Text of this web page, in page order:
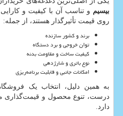
بیسیم و تناسب آن با کیفیت و
روی قیمت تأثیرگذار هستند، از جمله:
برند و کشور سازنده
توان خروجی و برد دستگاه
کیفیت ساخت و مقاومت بدنه
نوع باتری و شارژدهی
امکانات جانبی و قابلیت برنامه‌ریزی
به همین دلیل، انتخاب یک
درست، تنوع محصول و قیمت‌گذاری
دارد.